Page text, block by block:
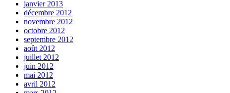
janvier 2013
décembre 2012
novembre 2012
octobre 2012
septembre 2012
août 2012
juillet 2012
juin 2012
mai 2012
avril 2012